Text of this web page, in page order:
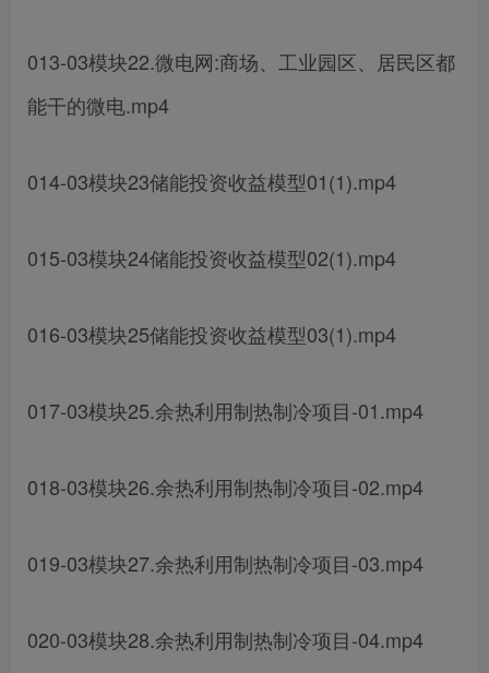
013-03模块22.微电网:商场、工业园区、居民区都
能干的微电.mp4
014-03模块23储能投资收益模型01(1).mp4
015-03模块24储能投资收益模型02(1).mp4
016-03模块25储能投资收益模型03(1).mp4
017-03模块25.余热利用制热制冷项目-01.mp4
018-03模块26.余热利用制热制冷项目-02.mp4
019-03模块27.余热利用制热制冷项目-03.mp4
020-03模块28.余热利用制热制冷项目-04.mp4